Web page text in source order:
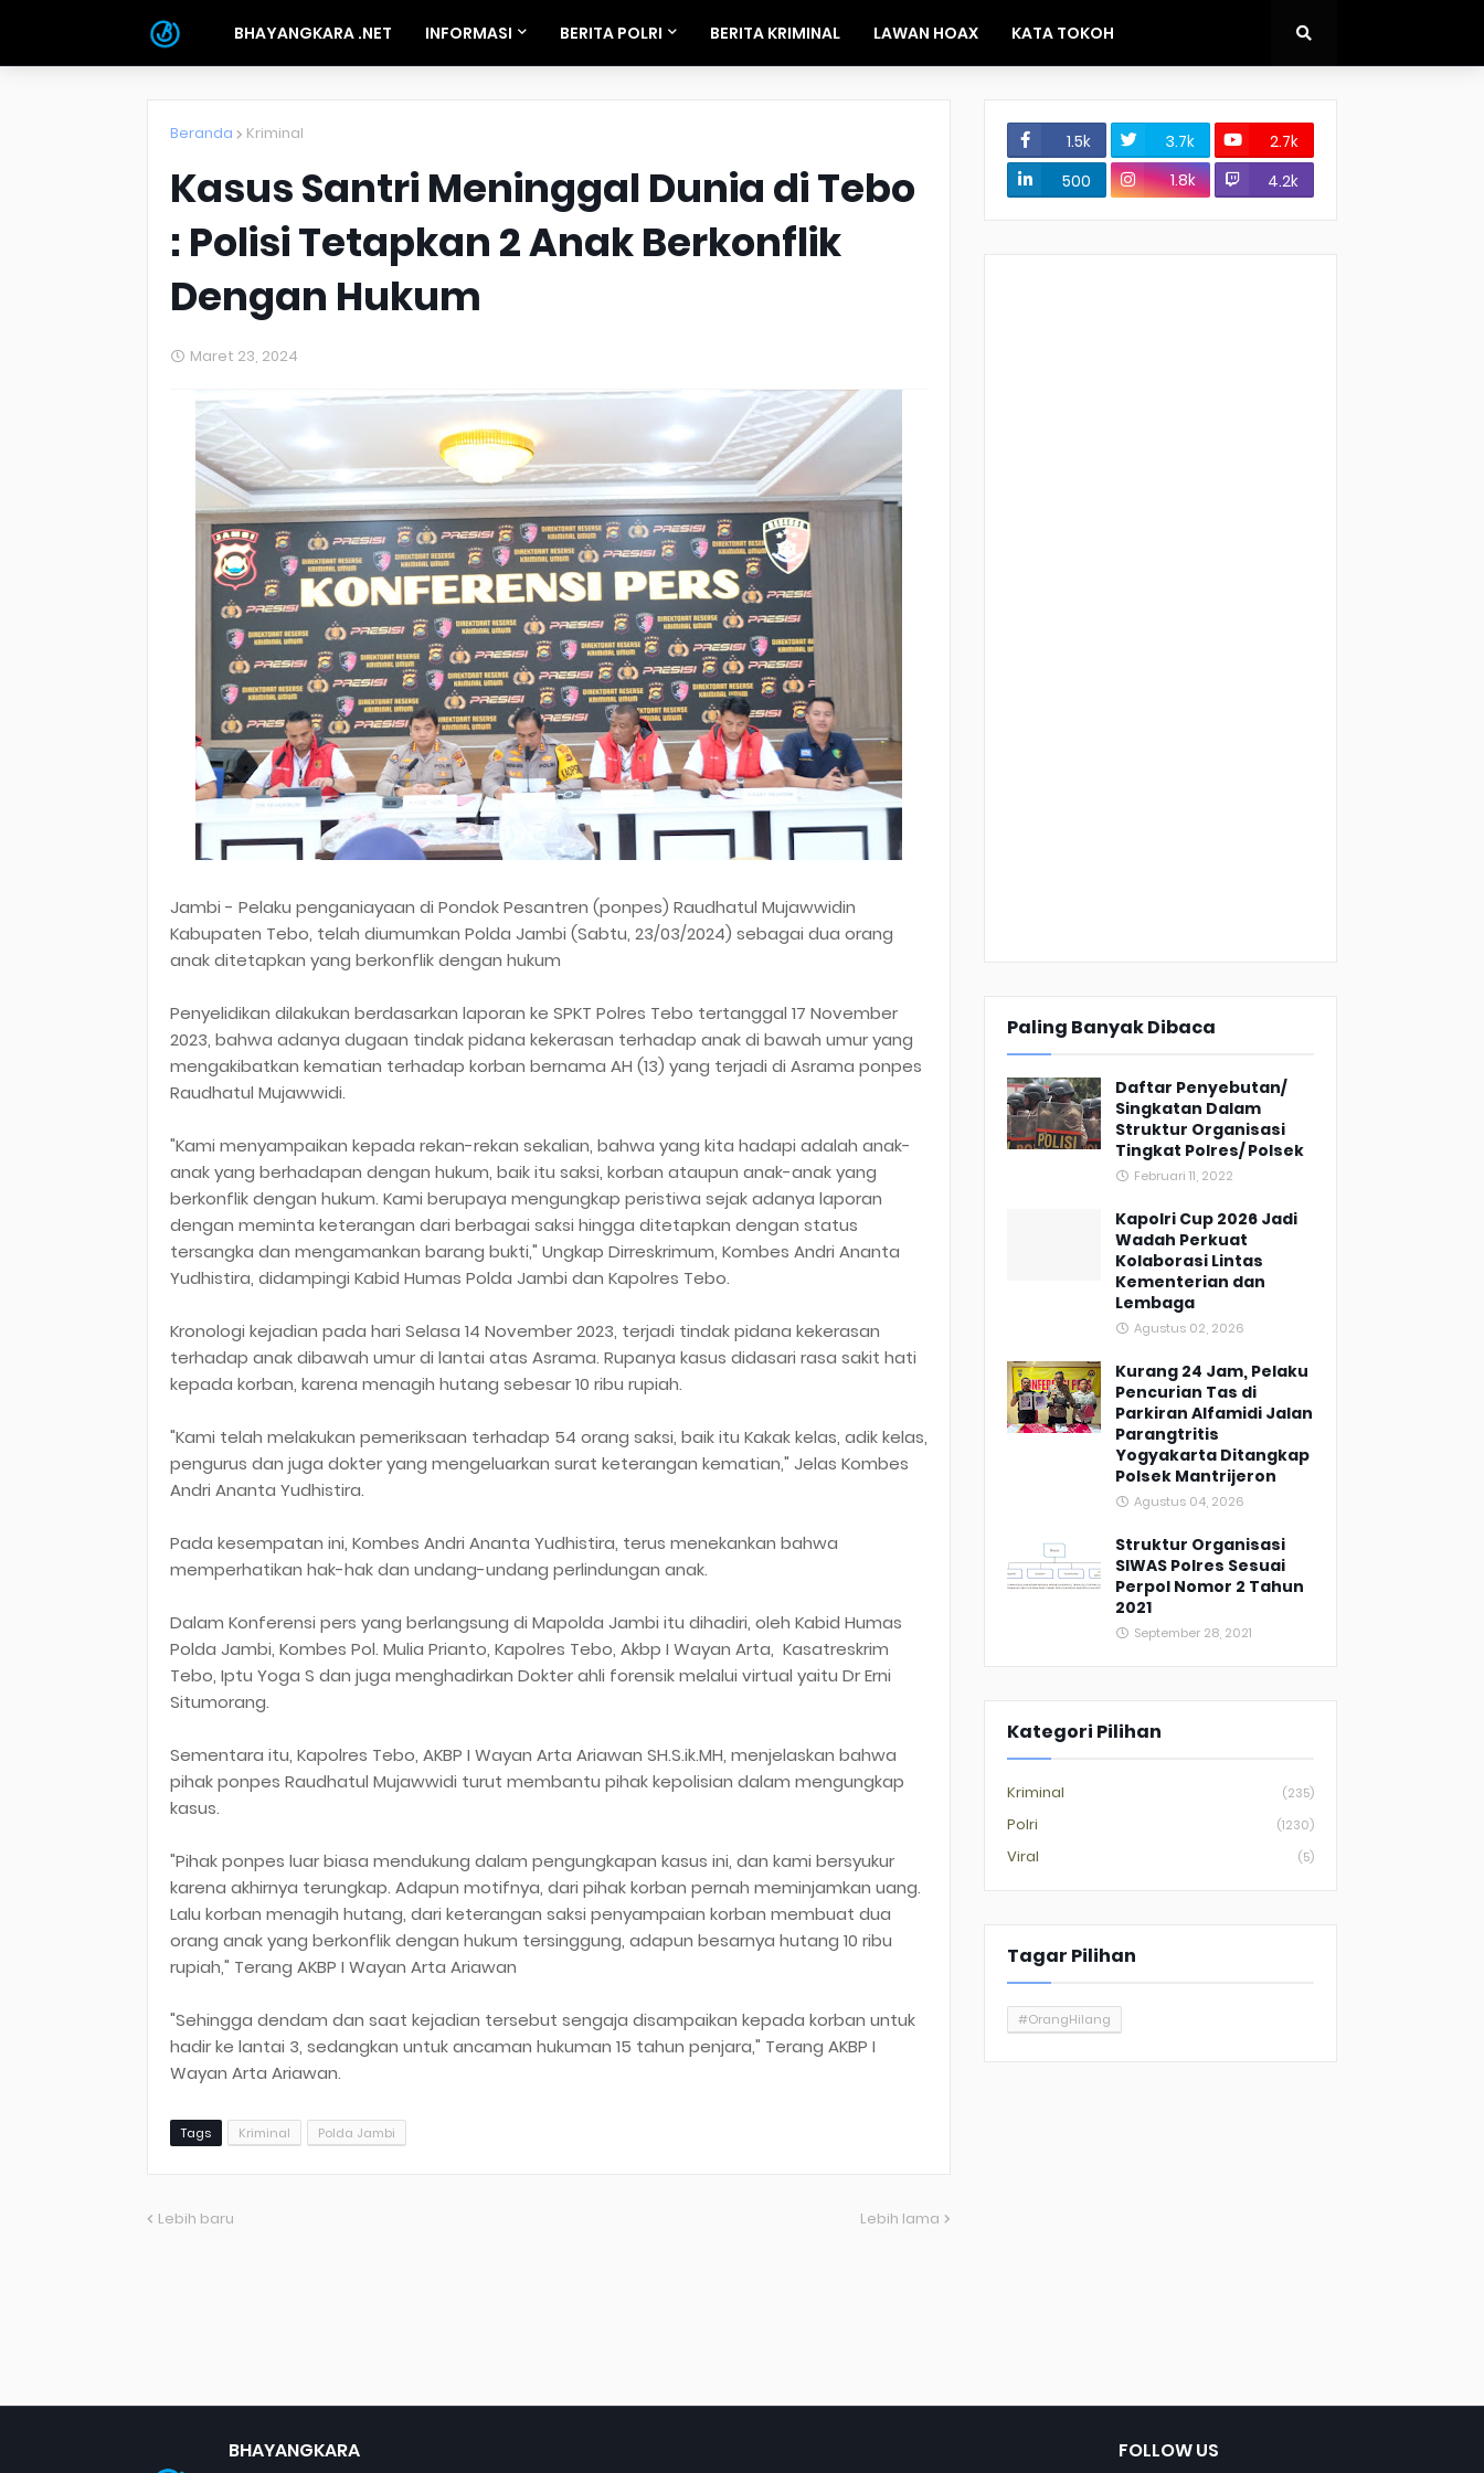
BHAYANGKARA .NET INFORMASI BERITA POLRI BERITA KRIMINAL LAWAN HOAX KATA TOKOH
Beranda Kriminal
Kasus Santri Meninggal Dunia di Tebo
: Polisi Tetapkan 2 Anak Berkonflik
Dengan Hukum
Maret 23, 2024
Jambi - Pelaku penganiayaan di Pondok Pesantren (ponpes) Raudhatul Mujawwidin
Kabupaten Tebo, telah diumumkan Polda Jambi (Sabtu, 23/03/2024) sebagai dua orang
anak ditetapkan yang berkonflik dengan hukum
Penyelidikan dilakukan berdasarkan laporan ke SPKT Polres Tebo tertanggal 17 November
2023, bahwa adanya dugaan tindak pidana kekerasan terhadap anak di bawah umur yang
mengakibatkan kematian terhadap korban bernama AH (13) yang terjadi di Asrama ponpes
Raudhatul Mujawwidi.
"Kami menyampaikan kepada rekan-rekan sekalian, bahwa yang kita hadapi adalah anak-
anak yang berhadapan dengan hukum, baik itu saksi, korban ataupun anak-anak yang
berkonflik dengan hukum. Kami berupaya mengungkap peristiwa sejak adanya laporan
dengan meminta keterangan dari berbagai saksi hingga ditetapkan dengan status
tersangka dan mengamankan barang bukti," Ungkap Dirreskrimum, Kombes Andri Ananta
Yudhistira, didampingi Kabid Humas Polda Jambi dan Kapolres Tebo.
Kronologi kejadian pada hari Selasa 14 November 2023, terjadi tindak pidana kekerasan
terhadap anak dibawah umur di lantai atas Asrama. Rupanya kasus didasari rasa sakit hati
kepada korban, karena menagih hutang sebesar 10 ribu rupiah.
"Kami telah melakukan pemeriksaan terhadap 54 orang saksi, baik itu Kakak kelas, adik kelas,
pengurus dan juga dokter yang mengeluarkan surat keterangan kematian," Jelas Kombes
Andri Ananta Yudhistira.
Pada kesempatan ini, Kombes Andri Ananta Yudhistira, terus menekankan bahwa
memperhatikan hak-hak dan undang-undang perlindungan anak.
Dalam Konferensi pers yang berlangsung di Mapolda Jambi itu dihadiri, oleh Kabid Humas
Polda Jambi, Kombes Pol. Mulia Prianto, Kapolres Tebo, Akbp I Wayan Arta, Kasatreskrim
Tebo, Iptu Yoga S dan juga menghadirkan Dokter ahli forensik melalui virtual yaitu Dr Erni
Situmorang.
Sementara itu, Kapolres Tebo, AKBP I Wayan Arta Ariawan SH.S.ik.MH, menjelaskan bahwa
pihak ponpes Raudhatul Mujawwidi turut membantu pihak kepolisian dalam mengungkap
kasus.
"Pihak ponpes luar biasa mendukung dalam pengungkapan kasus ini, dan kami bersyukur
karena akhirnya terungkap. Adapun motifnya, dari pihak korban pernah meminjamkan uang.
Lalu korban menagih hutang, dari keterangan saksi penyampaian korban membuat dua
orang anak yang berkonflik dengan hukum tersinggung, adapun besarnya hutang 10 ribu
rupiah," Terang AKBP I Wayan Arta Ariawan
"Sehingga dendam dan saat kejadian tersebut sengaja disampaikan kepada korban untuk
hadir ke lantai 3, sedangkan untuk ancaman hukuman 15 tahun penjara," Terang AKBP I
Wayan Arta Ariawan.
Tags Kriminal Polda Jambi
Lebih baru Lebih lama
1.5k 3.7k
2.7k
500
1.8k 4.2k
Paling Banyak Dibaca
Daftar Penyebutan/
Singkatan Dalam
Struktur Organisasi
Tingkat Polres/ Polsek
Februari 11, 2022
Kapolri Cup 2026 Jadi
Wadah Perkuat
Kolaborasi Lintas
Kementerian dan
Lembaga
Agustus 02, 2026
Kurang 24 Jam, Pelaku
Pencurian Tas di
Parkiran Alfamidi Jalan
Parangtritis
Yogyakarta Ditangkap
Polsek Mantrijeron
Agustus 04, 2026
Struktur Organisasi
SIWAS Polres Sesuai
Perpol Nomor 2 Tahun
2021
September 28, 2021
Kategori Pilihan
Kriminal (235)
Polri (1230)
Viral (5)
Tagar Pilihan
#OrangHilang
BHAYANGKARA FOLLOW US